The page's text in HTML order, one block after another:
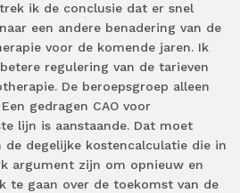
ik de conclusie dat er snel
een andere benadering van de
voor de komende jaren. Ik
regulering van de tarieven
De beroepsgroep alleen
gedragen CAO voor
lijn is aanstaande. Dat moet
de degelijke kostencalculatie die in
argument zijn om opnieuw en
te gaan over de toekomst van de